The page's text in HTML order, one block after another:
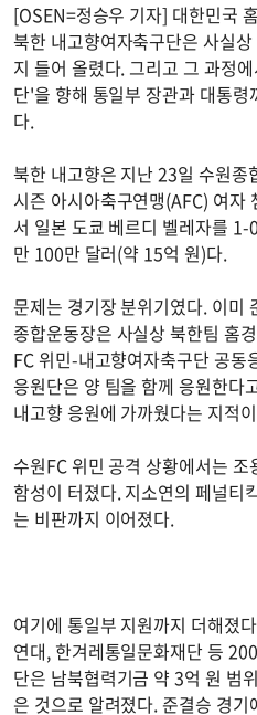
[OSEN=정승우 기자] 대한민국
북한 내고향여자축구단은 사실
지 들어 올렸다. 그리고 그 과정
단'을 향해 통일부 장관과 대통
다.
북한 내고향은 지난 23일 수원
시즌 아시아축구연맹(AFC) 여자
서 일본 도쿄 베르디 벨레자를
만 100만 달러(약 15억 원)다.
문제는 경기장 분위기였다. 이미
종합운동장은 사실상 북한팀 홈
FC 위민-내고향여자축구단 공동
응원단은 양 팀을 함께 응원한다
내고향 응원에 가까웠다는 지적
수원FC 위민 공격 상황에서는
함성이 터졌다. 지소연의 페널티
는 비판까지 이어졌다.
여기에 통일부 지원까지 더해졌
연대, 한겨레통일문화재단 등
단은 남북협력기금 약 3억 원 범
은 것으로 알려졌다. 준결승 경